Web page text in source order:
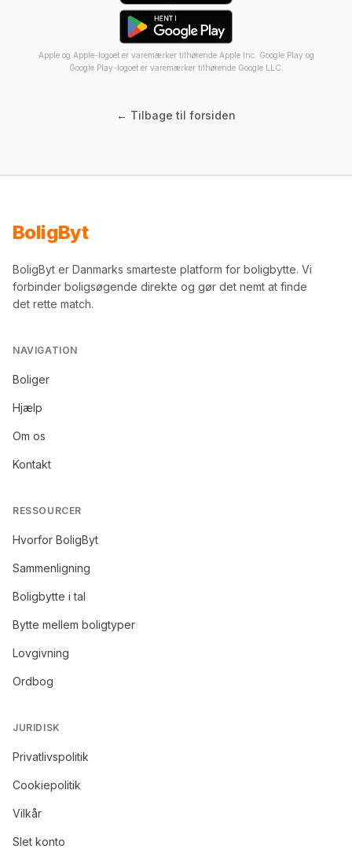
Apple og Apple-logoet er varemærker tilhørende Apple Inc. Google Play og
Google Play-logoet er varemærker tilhørende Google LLC.
← Tilbage til forsiden
BoligByt
BoligByt er Danmarks smarteste platform for boligbytte. Vi
forbinder boligsøgende direkte og gør det nemt at finde
det rette match.
NAVIGATION
Boliger
Hjælp
Om os
Kontakt
RESSOURCER
Hvorfor BoligByt
Sammenligning
Boligbytte i tal
Bytte mellem boligtyper
Lovgivning
Ordbog
JURIDISK
Privatlivspolitik
Cookiepolitik
Vilkår
Slet konto